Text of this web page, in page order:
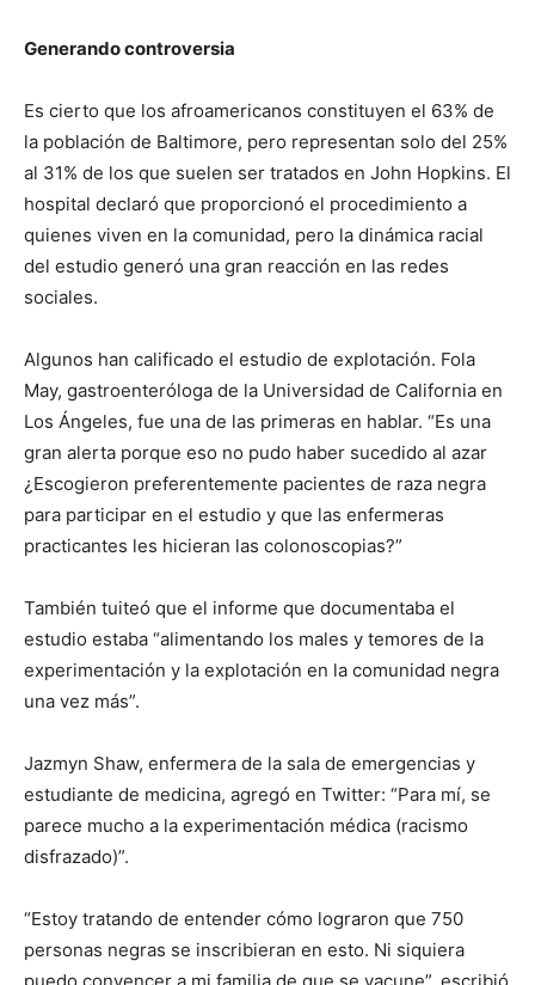
Generando controversia
Es cierto que los afroamericanos constituyen el 63% de
la población de Baltimore, pero representan solo del 25%
al ​​31% de los que suelen ser tratados en John Hopkins. El
hospital declaró que proporcionó el procedimiento a
quienes viven en la comunidad, pero la dinámica racial
del estudio generó una gran reacción en las redes
sociales.
Algunos han calificado el estudio de explotación. Fola
May, gastroenteróloga de la Universidad de California en
Los Ángeles, fue una de las primeras en hablar. “Es una
gran alerta porque eso no pudo haber sucedido al azar
¿Escogieron preferentemente pacientes de raza negra
para participar en el estudio y que las enfermeras
practicantes les hicieran las colonoscopias?”
También tuiteó que el informe que documentaba el
estudio estaba “alimentando los males y temores de la
experimentación y la explotación en la comunidad negra
una vez más”.
Jazmyn Shaw, enfermera de la sala de emergencias y
estudiante de medicina, agregó en Twitter: “Para mí, se
parece mucho a la experimentación médica (racismo
disfrazado)”.
“Estoy tratando de entender cómo lograron que 750
personas negras se inscribieran en esto. Ni siquiera